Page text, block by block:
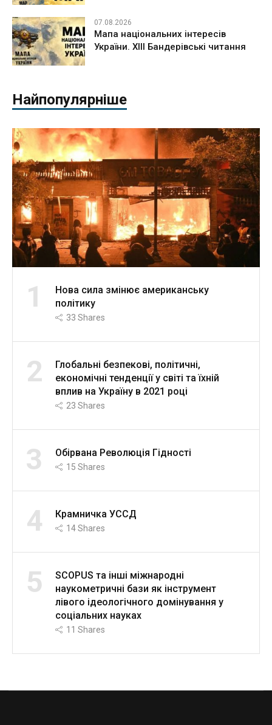
07.08.2026
Мапа національних інтересів
України. ХІІІ Бандерівські читання
Найпопулярніше
1
Нова сила змінює американську
політику
33 Shares
2
Глобальні безпекові, політичні,
економічні тенденції у світі та їхній
вплив на Україну в 2021 році
23 Shares
3 Обірвана Революція Гідності
15 Shares
4 Крамничка УССД
14Shares
5
SCOPUS та інші міжнародні
наукометричні бази як інструмент
лівого ідеологічного домінування у
соціальних науках
11 Shares